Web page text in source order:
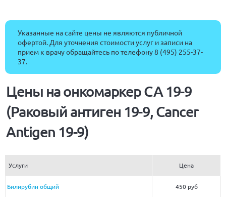
Указанные на сайте цены не являются публичной
офертой. Для уточнения стоимости услуг и записи на
прием к врачу обращайтесь по телефону8 (495) 255-37-
37.
Цены на онкомаркер CA 19-9
(Раковый антиген 19-9, Cancer
Antigen 19-9)
Услуги Цена
Билирубин общий 450 руб